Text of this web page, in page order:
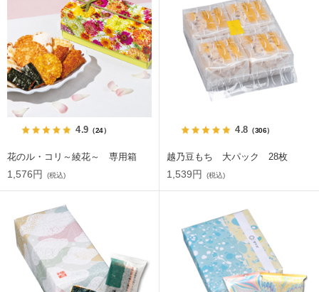
4.9（24）
花のル・コリ～綾花～ 専用箱
1,576円 (税込)
4.8 （306）
越乃豆もち 大パック 28枚
1,539円 (税込)